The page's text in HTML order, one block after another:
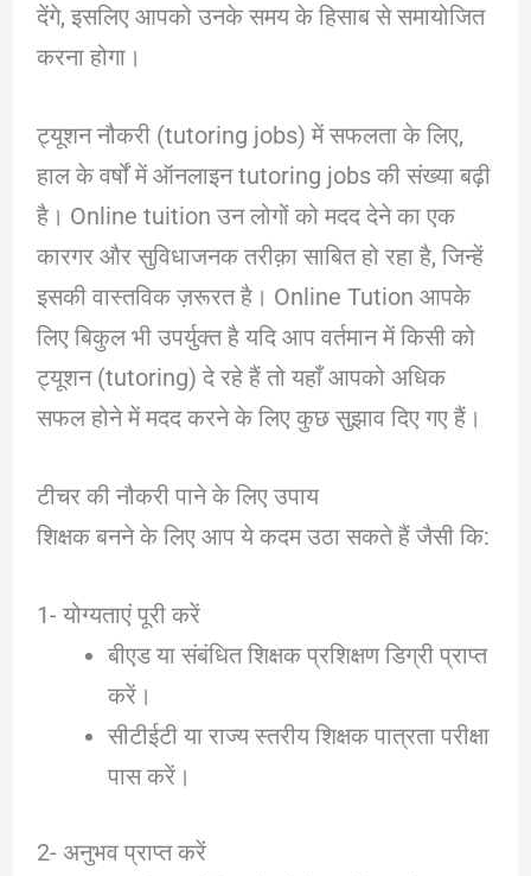
देंगे, इसलिए आपको उनके समय के हिसाब से समायोजित
करना होगा।
ट्यूशन नौकरी (tutoring jobs) में सफलता के लिए,
हाल के वर्षों में ऑनलाइन tutoring jobs की संख्या बढ़ी
है। Online tuition उन लोगों को मदद देने का एक
कारगर और सुविधाजनक तरीक़ा साबित हो रहा है, जिन्हें
इसकी वास्तविक ज़रूरत है। Online Tution आपके
लिए बिकुल भी उपर्युक्त है यदि आप वर्तमान में किसी को
ट्यूशन (tutoring) दे रहे हैं तो यहाँ आपको अधिक
सफल होने में मदद करने के लिए कुछ सुझाव दिए गए हैं।
टीचर की नौकरी पाने के लिए उपाय
शिक्षक बनने के लिए आप ये कदम उठा सकते हैं जैसी कि:
1- योग्यताएं पूरी करें
बीएड या संबंधित शिक्षक प्रशिक्षण डिग्री प्राप्त
करें।
सीटीईटी या राज्य स्तरीय शिक्षक पात्रता परीक्षा
पास करें।
2- अनुभव प्राप्त करें